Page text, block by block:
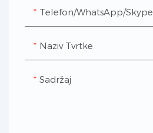
Telefon/WhatsApp/Skype
Naziv Tvrtke
Sadržaj